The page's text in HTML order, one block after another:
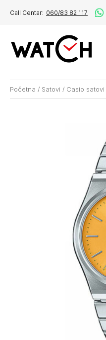
Call Centar: 060/83 82 117
Početna / Satovi / Casio satovi